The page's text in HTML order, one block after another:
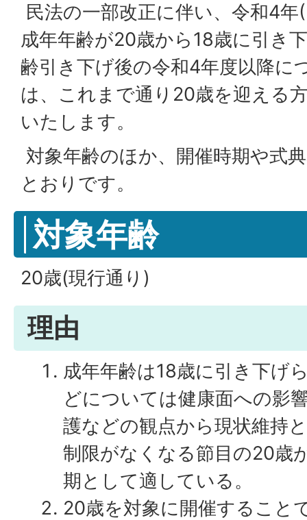
民法の一部改正に伴い、令和4
成年年齢が20歳から18歳に引き
齢引き下げ後の令和4年度以降に
は、これまで通り20歳を迎える
いたします。
対象年齢のほか、開催時期や式
とおりです。
対象年齢
20歳(現行通り)
理由
成年年齢は18歳に引き下げ
どについては健康面への影
護などの観点から現状維持
制限がなくなる節目の20歳
期として適している。
20歳を対象に開催すること